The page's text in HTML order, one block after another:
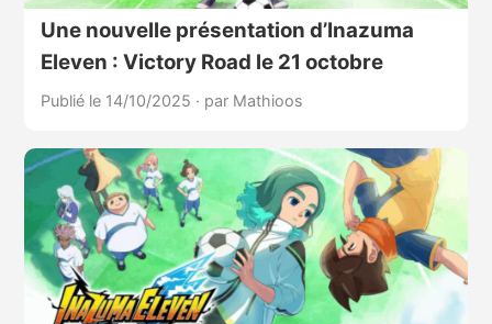
Une nouvelle présentation d’Inazuma
Eleven : Victory Road le 21 octobre
Publié le 14/10/2025 · par Mathioos